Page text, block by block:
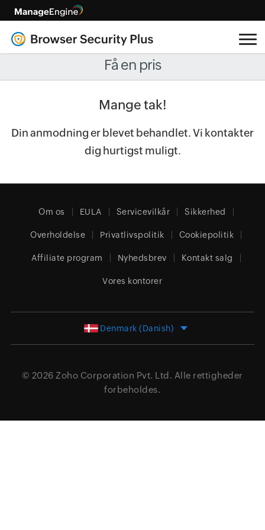
Få en pris
Mange tak!
Din anmodning er blevet behandlet. Vi kontakter
dig hurtigst muligt.
Om os EULA Servicevilkår Sikkerhed
Overholdelse Privatlivspolitik Cookiepolitik
Affiliate program Nyhedsbrev Kontakt salg
Vores kontorer
Denmark (Danish)
© 2026 Zoho Corporation Pvt. Ltd. Alle rettigheder
forbeholdes.